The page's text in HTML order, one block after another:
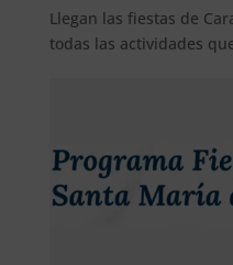
Llegan las fiestas de
todas las actividades